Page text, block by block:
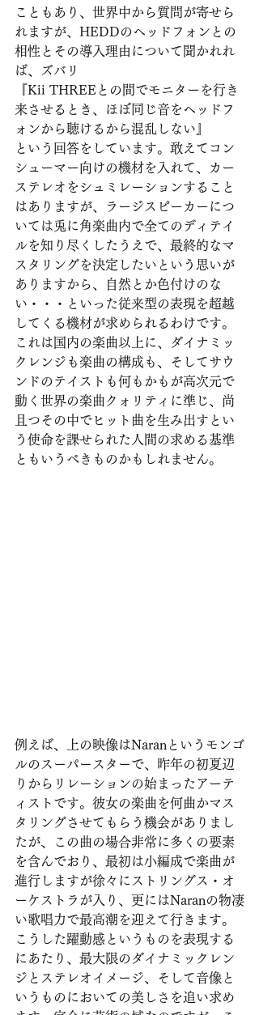
こともあり、世界中から質問が寄せら
れますが、HEDDのヘッドフォンとの
相性とその導入理由について聞かれれ
ば、ズバリ
『Kii THREEとの間でモニターを行き
来させるとき、ほぼ同じ音をヘッドフ
ォンから聴けるから混乱しない』
という回答をしています。敢えてコン
シューマー向けの機材を入れて、カー
ステレオをシュミレーションすること
はありますが、ラージスピーカーにつ
いては兎に角楽曲内で全てのディテイ
ルを知り尽くしたうえで、最終的なマ
スタリングを決定したいという思いが
ありますから、自然とか色付けのな
い・・・といった従来型の表現を超越
してくる機材が求められるわけです。
これは国内の楽曲以上に、ダイナミッ
クレンジも楽曲の構成も、そしてサウ
ンドのテイストも何もかもが高次元で
動く世界の楽曲クォリティに準じ、尚
且つその中でヒット曲を生み出すとい
う使命を課せられた人間の求める基準
ともいうべきものかもしれません。
例えば、上の映像はNaranというモンゴ
ルのスーパースターで、昨年の初夏辺
りからリレーションの始まったアーテ
ィストです。彼女の楽曲を何曲かマス
タリングさせてもらう機会がありまし
たが、この曲の場合非常に多くの要素
を含んでおり、最初は小編成で楽曲が
進行しますが徐々にストリングス・オ
ーケストラが入り、更にはNaranの物凄
い歌唱力で最高潮を迎えて行きます。
こうした躍動感というものを表現する
にあたり、最大限のダイナミックレン
ジとステレオイメージ、そして音像と
いうものにおいての美しさを追い求め